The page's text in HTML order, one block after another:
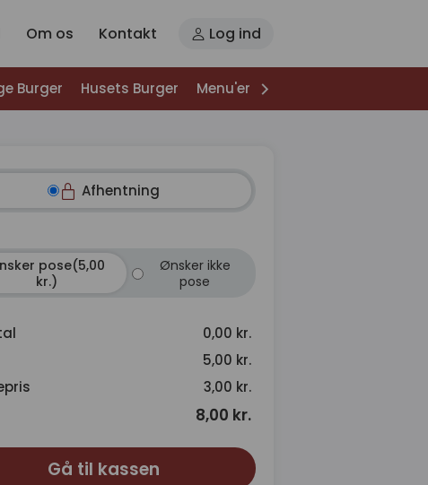
Om os Kontakt Log ind
Burger Husets Burger Menu'er
Afhentning
pose(5,00
kr.)
Ønsker ikke
pose
0,00 kr.
5,00 kr.
3,00 kr.
8,00 kr.
Gå til kassen